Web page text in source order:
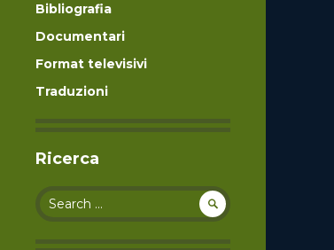
Bibliografia
Documentari
Format televisivi
Traduzioni
Ricerca
Search for: